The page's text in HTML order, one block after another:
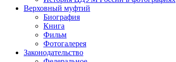
Верховный муфтий
Биография
Книга
Фильм
Фотогалерея
Законодательство